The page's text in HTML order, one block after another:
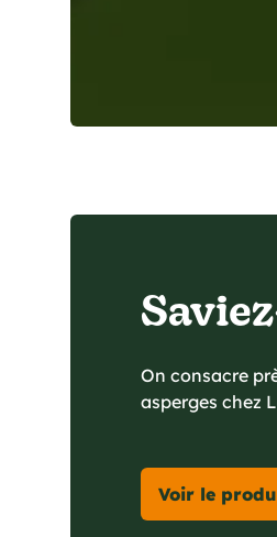
On consacre
asperges chez
Voir le